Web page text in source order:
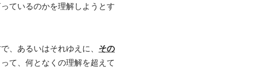
ているのかを理解しようとす
、あるいはそれゆえに、 その
て、何となくの理解を超えて